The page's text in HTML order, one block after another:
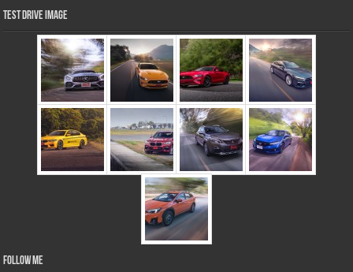
Test Drive Image
Follow Me